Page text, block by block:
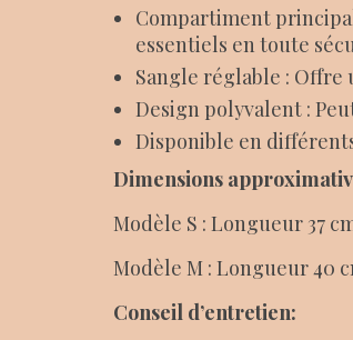
Compartiment
essentiels en toute
Sangle réglable :
Design polyvalent :
Disponible en
Dimensions
Modèle S : Longueur 37
Modèle M : Longueur 40
Conseil d’entretien: